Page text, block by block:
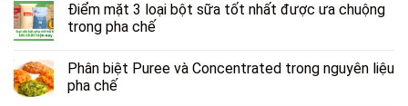
Điểm mặt 3 loại bột sữa tốt nhất được ưa chuộng
trong pha chế
Phân biệt Puree và Concentrated trong nguyên liệu
pha chế